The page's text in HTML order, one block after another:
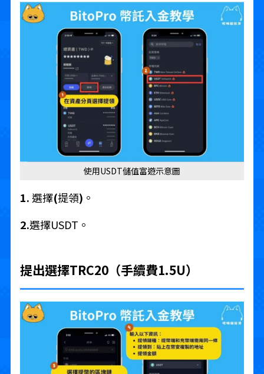
使用USDT儲值富遊示意圖
1.選擇(提領) 。
2.選擇USDT。
提出選擇TRC20（手續費1.5U）